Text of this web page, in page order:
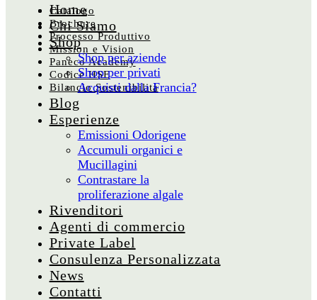
Catalogo
Brochure
Processo Produttivo
Mission e Vision
Paneco Academy
Codice HSE
Bilancio Sostenibilità
Home
Chi Siamo
Shop
Shop per aziende
Shop per privati
Acquisti dalla Francia?
Blog
Esperienze
Emissioni Odorigene
Accumuli organici e
Mucillagini
Contrastare la
proliferazione algale
Rivenditori
Agenti di commercio
Private Label
Consulenza Personalizzata
News
Contatti